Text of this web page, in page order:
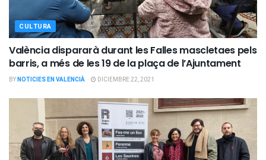
CULTURA
València dispararà durant les Falles mascletaes pels
barris, a més de les 19 de la plaça de l’Ajuntament
BYNOTICIES EN VALENCIÀ DICIEMBRE 22, 2021